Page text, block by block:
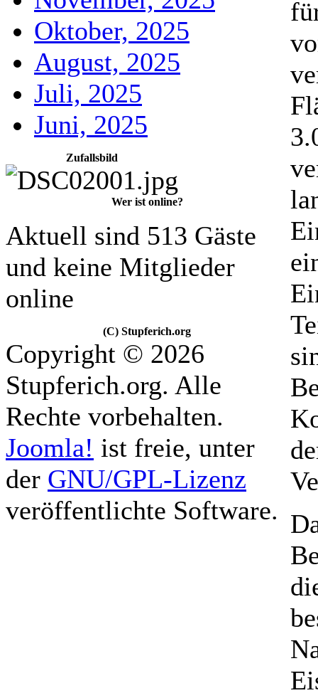
Oktober, 2025
August, 2025
Juli, 2025
Juni, 2025
Zufallsbild
Wer ist online?
Aktuell sind 513 Gäste
und keine Mitglieder
online
(C) Stupferich.org
Copyright © 2026
Stupferich.org. Alle
Rechte vorbehalten.
Joomla! ist freie, unter
der GNU/GPL-Lizenz
veröffentlichte Software.